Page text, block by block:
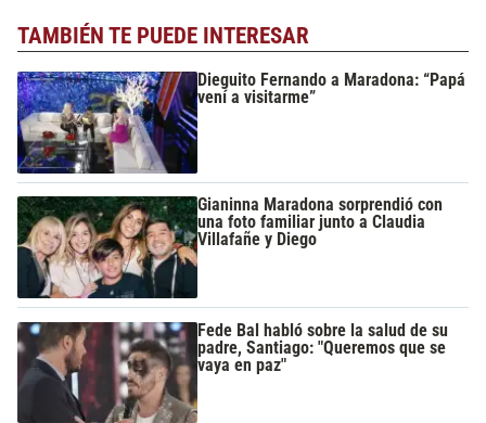
TAMBIÉN TE PUEDE INTERESAR
Dieguito Fernando a Maradona: “Papá
vení a visitarme”
Gianinna Maradona sorprendió con
una foto familiar junto a Claudia
Villafañe y Diego
Fede Bal habló sobre la salud de su
padre, Santiago: "Queremos que se
vaya en paz"